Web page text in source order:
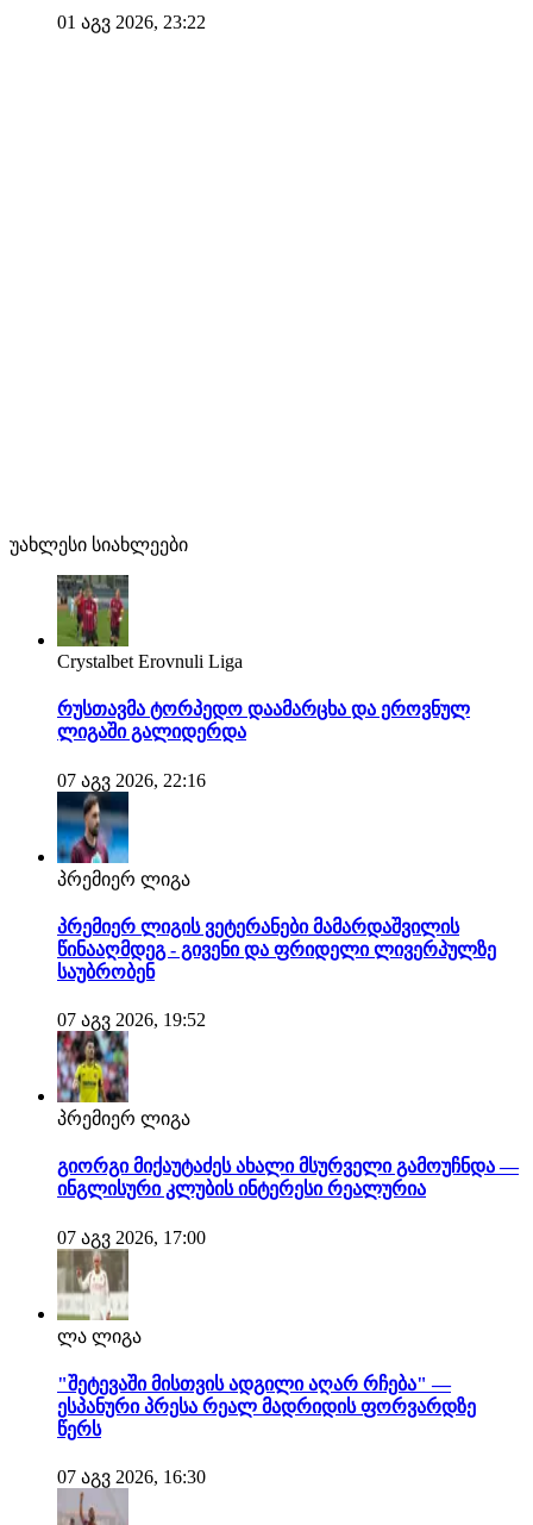
01 აგვ 2026, 23:22
უახლესი სიახლეები
Crystalbet Erovnuli Liga
რუსთავმა ტორპედო დაამარცხა და ეროვნულ
ლიგაში გალიდერდა
07 აგვ 2026, 22:16
პრემიერ ლიგა
პრემიერ ლიგის ვეტერანები მამარდაშვილის
წინააღმდეგ - გივენი და ფრიდელი ლივერპულზე
საუბრობენ
07 აგვ 2026, 19:52
პრემიერ ლიგა
გიორგი მიქაუტაძეს ახალი მსურველი გამოუჩნდა —
ინგლისური კლუბის ინტერესი რეალურია
07 აგვ 2026, 17:00
ლა ლიგა
"შეტევაში მისთვის ადგილი აღარ რჩება" —
ესპანური პრესა რეალ მადრიდის ფორვარდზე
წერს
07 აგვ 2026, 16:30